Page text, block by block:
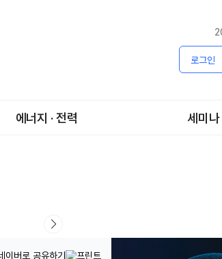
로그인
에너지 · 전력 세미나